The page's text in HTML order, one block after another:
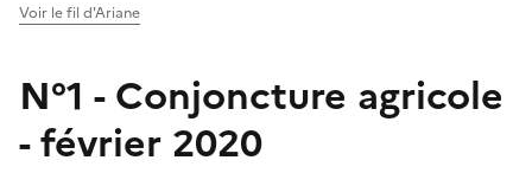
Voir le fil d'Ariane
N°1 - Conjoncture agricole
- février 2020